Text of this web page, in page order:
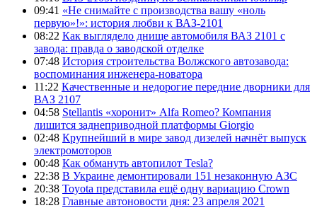
09:41 «Не снимайте с производства вашу «ноль
первую»!»: история любви к ВАЗ-2101
08:22 Как выглядело днище автомобиля ВАЗ 2101 с
завода: правда о заводской отделке
07:48 История строительства Волжского автозавода:
воспоминания инженера-новатора
11:22 Качественные и недорогие передние дворники для
ВАЗ 2107
04:58 Stellantis «хоронит» Alfa Romeo? Компания
лишится заднеприводной платформы Giorgio
02:48 Крупнейший в мире завод дизелей начнёт выпуск
электромоторов
00:48 Как обмануть автопилот Tesla?
22:38 В Украине демонтировали 151 незаконную АЗС
20:38 Toyota представила ещё одну вариацию Crown
18:28 Главные автоновости дня: 23 апреля 2021